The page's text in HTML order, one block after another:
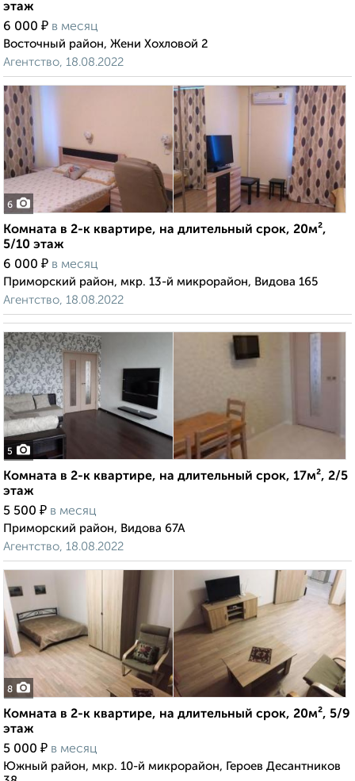
этаж
6 000 ₽ в месяц
Восточный район, Жени Хохловой 2
Агентство, 18.08.2022
6
Комната в 2-к квартире, на длительный срок, 20м²,
5/10 этаж
6 000 ₽ в месяц
Приморский район, мкр. 13-й микрорайон, Видова 165
Агентство, 18.08.2022
5
Комната в 2-к квартире, на длительный срок, 17м², 2/5
этаж
5 500 ₽ в месяц
Приморский район, Видова 67А
Агентство, 18.08.2022
8
Комната в 2-к квартире, на длительный срок, 20м², 5/9
этаж
5 000 ₽ в месяц
Южный район, мкр. 10-й микрорайон, Героев Десантников